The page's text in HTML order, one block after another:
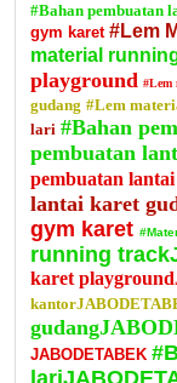
#Bahan pembuatan
gym karet #Lem
material
playground #Lem
gudang #Lem
lari #Bahan
pembuatan
pembuatan
lantai karet
gym karet
running
karet
JABODETABEK